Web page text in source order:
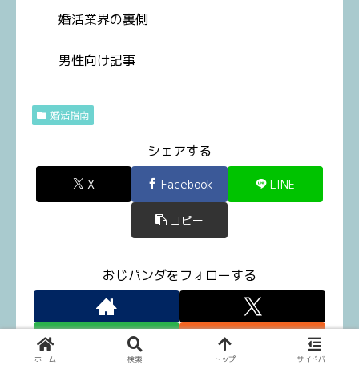
婚活業界の裏側
男性向け記事
婚活指南
シェアする
X Facebook LINE
コピー
おじパンダをフォローする
ホーム 検索 トップ サイドバー